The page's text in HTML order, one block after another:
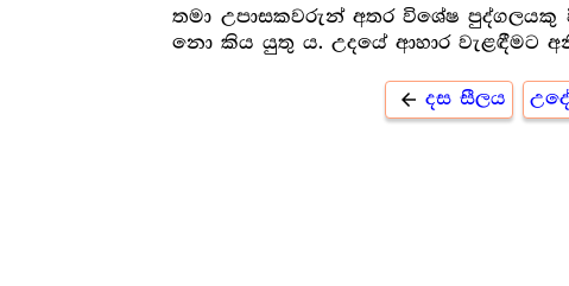
තමා උපාසකවරුන් අතර විශේෂ පුද්ගලයකු
නො කිය යුතු ය. උදයේ ආහාර වැළඳීමට
arrow_back දස සීලය